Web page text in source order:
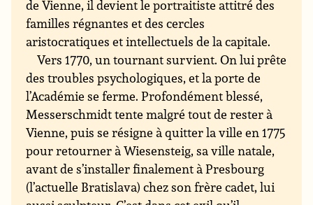
de Vienne, il devient le portraitiste attitré des
familles régnantes et des cercles
aristocratiques et intellectuels de la capitale.
Vers 1770, un tournant survient. On lui prête
des troubles psychologiques, et la porte de
l’Académie se ferme. Profondément blessé,
Messerschmidt tente malgré tout de rester à
Vienne, puis se résigne à quitter la ville en 1775
pour retourner à Wiesensteig, sa ville natale,
avant de s’installer finalement à Presbourg
(l’actuelle Bratislava) chez son frère cadet, lui